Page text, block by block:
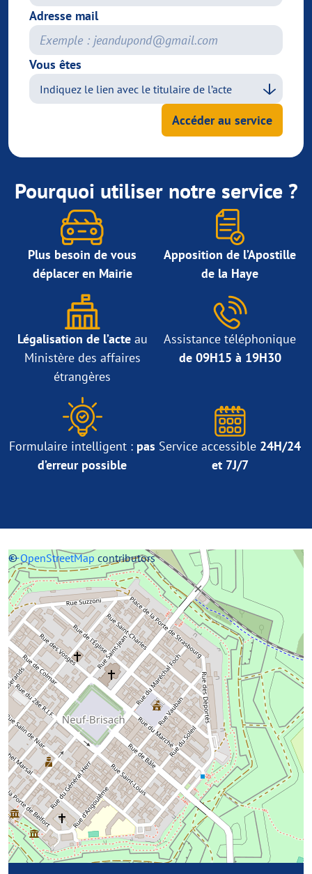
Adresse mail
Vous êtes
Accéder au service
Pourquoi utiliser notre service ?
Plus besoin de vous
déplacer en Mairie
Apposition de l’Apostille
de la Haye
Légalisation de l’acteau
Ministère des affaires
étrangères
Assistance téléphonique
de 09H15 à 19H30
Formulaire intelligent : pas
d’erreur possible
Service accessible 24H/24
et 7J/7
+−
©OpenStreetMap contributors